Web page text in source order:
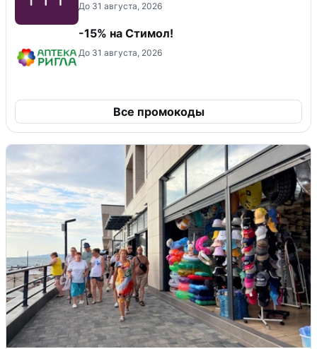
До 31 августа, 2026
-15% на Стимол!
До 31 августа, 2026
Все промокоды